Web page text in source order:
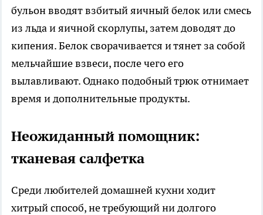
бульон вводят взбитый яичный белок или смесь
из льда и яичной скорлупы, затем доводят до
кипения. Белок сворачивается и тянет за собой
мельчайшие взвеси, после чего его
вылавливают. Однако подобный трюк отнимает
время и дополнительные продукты.
Неожиданный помощник:
тканевая салфетка
Среди любителей домашней кухни ходит
хитрый способ, не требующий ни долгого